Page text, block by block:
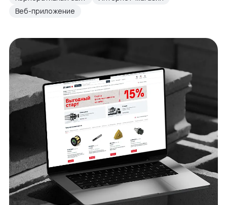
Веб-приложение